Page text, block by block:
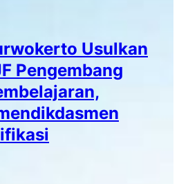
Usulkan
Pengembang